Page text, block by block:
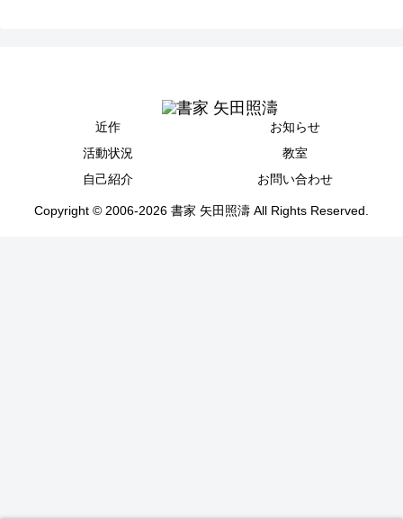
近作
お知らせ
活動状況
教室
自己紹介
お問い合わせ
Copyright © 2006-2026 書家 矢田照濤 All Rights Reserved.